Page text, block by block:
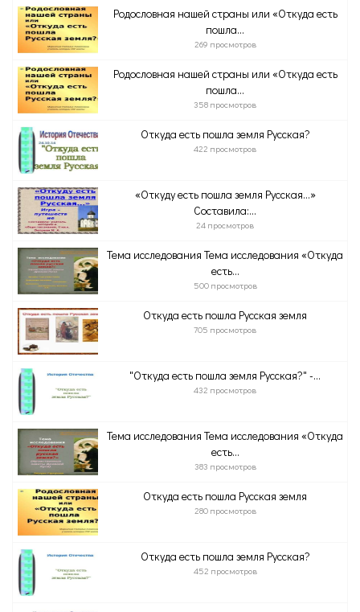
Родословная нашей страны или «Откуда есть
пошла...
269 просмотров
Родословная нашей страны или «Откуда есть
пошла...
358 просмотров
Откуда есть пошла земля Русская?
422 просмотров
«Откуду есть пошла земля Русская…»
Составила:...
24 просмотров
Тема исследования Тема исследования «Откуда
есть...
500 просмотров
Откуда есть пошла Русская земля
705 просмотров
"Откуда есть пошла земля Русская?" -...
432 просмотров
Тема исследования Тема исследования «Откуда
есть...
383 просмотров
Откуда есть пошла Русская земля
280 просмотров
Откуда есть пошла земля Русская?
452 просмотров